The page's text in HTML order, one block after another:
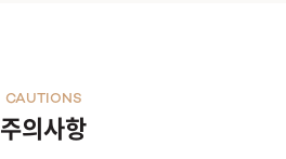
주의사항
CAUTIONS